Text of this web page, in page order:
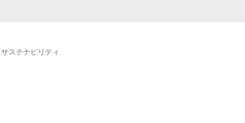
サステナビリティ